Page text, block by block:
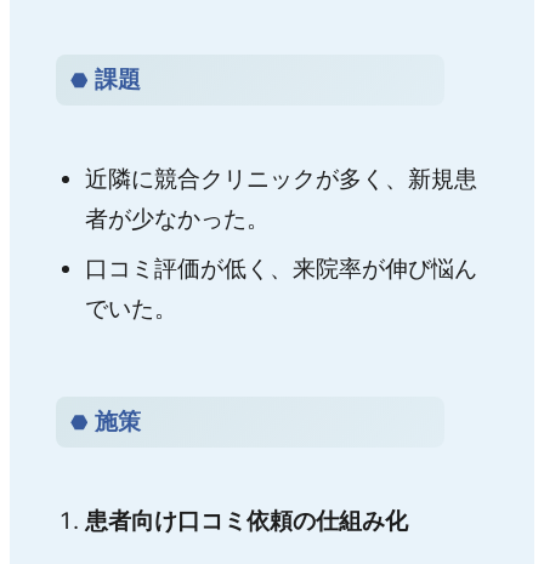
課題
近隣に競合クリニックが多く、新規患
者が少なかった。
口コミ評価が低く、来院率が伸び悩ん
でいた。
施策
患者向け口コミ依頼の仕組み化